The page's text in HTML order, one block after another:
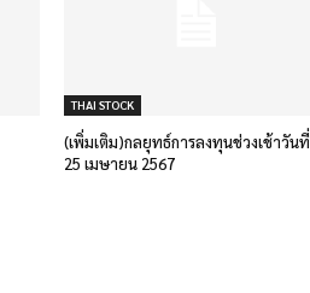
THAI STOCK
(เพิ่มเติม)กลยุทธ์การลงทุนช่วงเช้าวันที่
25 เมษายน 2567